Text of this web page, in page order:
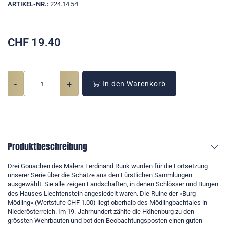
ARTIKEL-NR.: 224.14.54
CHF 19.40
- + In den Warenkorb
Produktbeschreibung
Drei Gouachen des Malers Ferdinand Runk wurden für die Fortsetzung
unserer Serie über die Schätze aus den Fürstlichen Sammlungen
ausgewählt. Sie alle zeigen Landschaften, in denen Schlösser und Burgen
des Hauses Liechtenstein angesiedelt waren. Die Ruine der «Burg
Mödling» (Wertstufe CHF 1.00) liegt oberhalb des Mödlingbachtales in
Niederösterreich. Im 19. Jahrhundert zählte die Höhenburg zu den
grössten Wehrbauten und bot den Beobachtungsposten einen guten